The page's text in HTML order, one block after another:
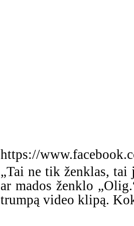
https://
„Tai ne tik ženklas, tai
ar mados ženklo
trumpą video klipą.